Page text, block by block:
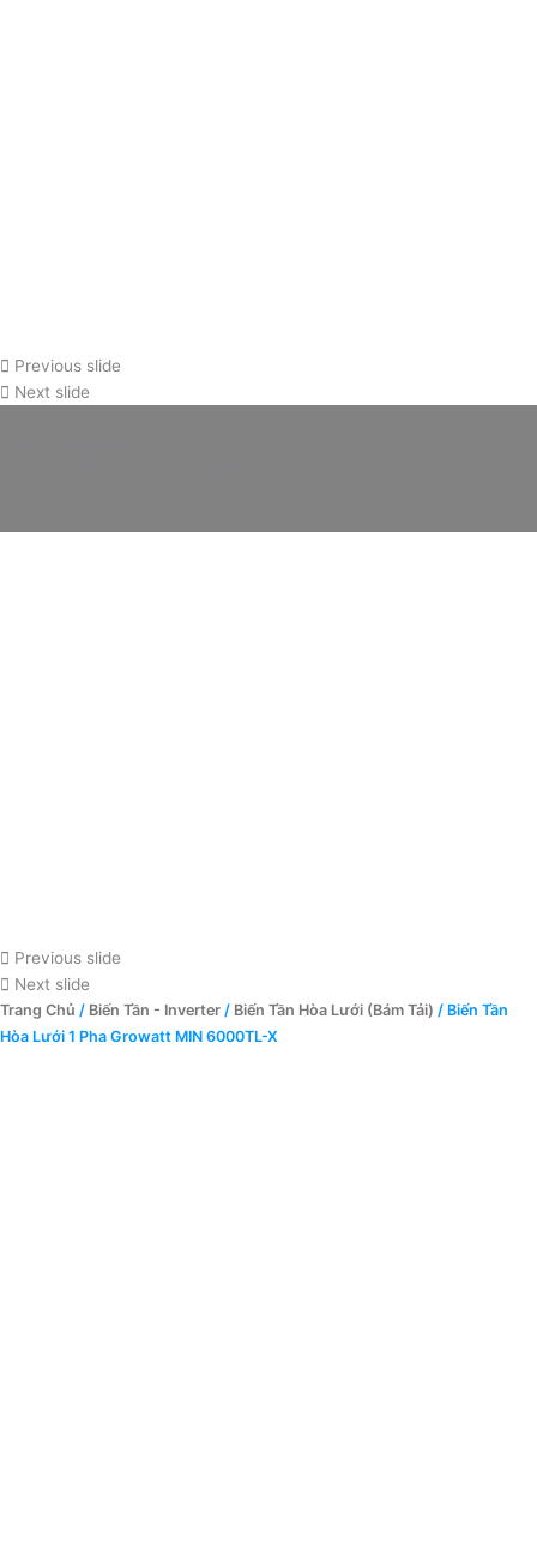
Previous slide
Next slide
Previous slide
Next slide
Trang Chủ / Biến Tần - Inverter / Biến Tần Hòa Lưới (Bám Tải) / Biến Tần
Hòa Lưới 1 Pha Growatt MIN 6000TL-X